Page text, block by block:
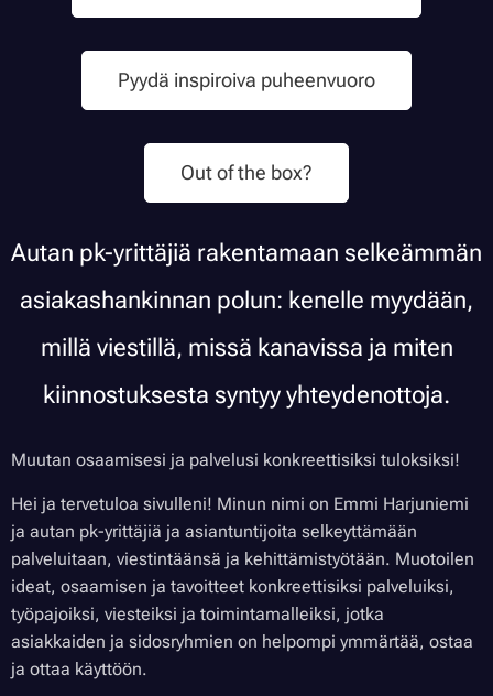
Pyydä inspiroiva puheenvuoro
Out of the box?
Autan pk-yrittäjiä rakentamaan selkeämmän
asiakashankinnan polun: kenelle myydään,
millä viestillä, missä kanavissa ja miten
kiinnostuksesta syntyy yhteydenottoja.
Muutan osaamisesi ja palvelusi konkreettisiksi tuloksiksi!
Hei ja tervetuloa sivulleni! Minun nimi on Emmi Harjuniemi
ja autan pk-yrittäjiä ja asiantuntijoita selkeyttämään
palveluitaan, viestintäänsä ja kehittämistyötään. Muotoilen
ideat, osaamisen ja tavoitteet konkreettisiksi palveluiksi,
työpajoiksi, viesteiksi ja toimintamalleiksi, jotka
asiakkaiden ja sidosryhmien on helpompi ymmärtää, ostaa
ja ottaa käyttöön.